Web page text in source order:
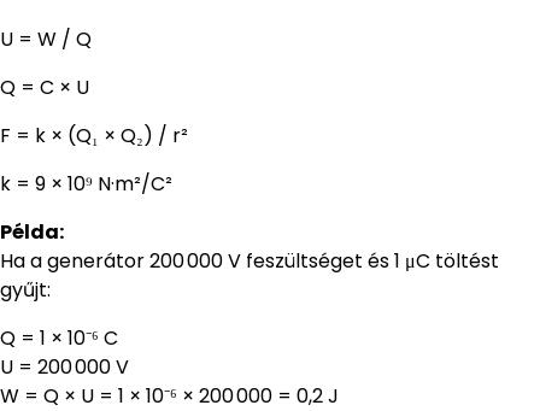
U = W / Q
Q = C × U
F = k × (Q₁ × Q₂) / r²
k = 9 × 10⁹ N·m²/C²
Példa:
Ha a generátor 200 000 V feszültséget és 1 μC töltést
gyűjt:
Q = 1 × 10⁻⁶ C
U = 200 000 V
W = Q × U = 1 × 10⁻⁶ × 200 000 = 0,2 J